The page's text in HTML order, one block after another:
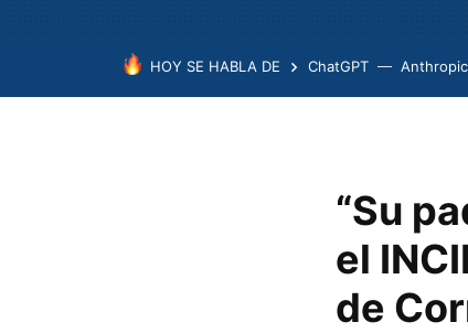
HOY SE HABLA DE ChatGPT Anthropic
“Su
el
de